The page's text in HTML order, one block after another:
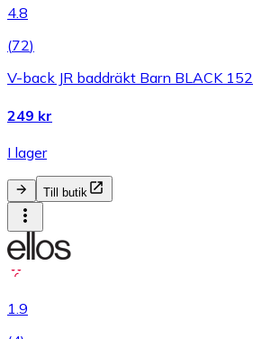
4.8
(72)
V-back JR baddräkt Barn BLACK 152
249 kr
I lager
Till butik
1.9